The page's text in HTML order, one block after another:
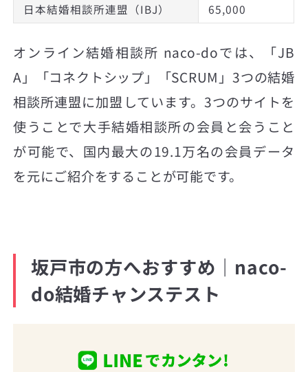
日本結婚相談所連盟（IBJ）
65,000
オンライン結婚相談所 naco-doでは、「JB
A」「コネクトシップ」「SCRUM」3つの結婚
相談所連盟に加盟しています。3つのサイトを
使うことで大手結婚相談所の会員と会うこと
が可能で、国内最大の19.1万名の会員データ
を元にご紹介をすることが可能です。
坂戸市の方へおすすめ｜naco-
do結婚チャンステスト